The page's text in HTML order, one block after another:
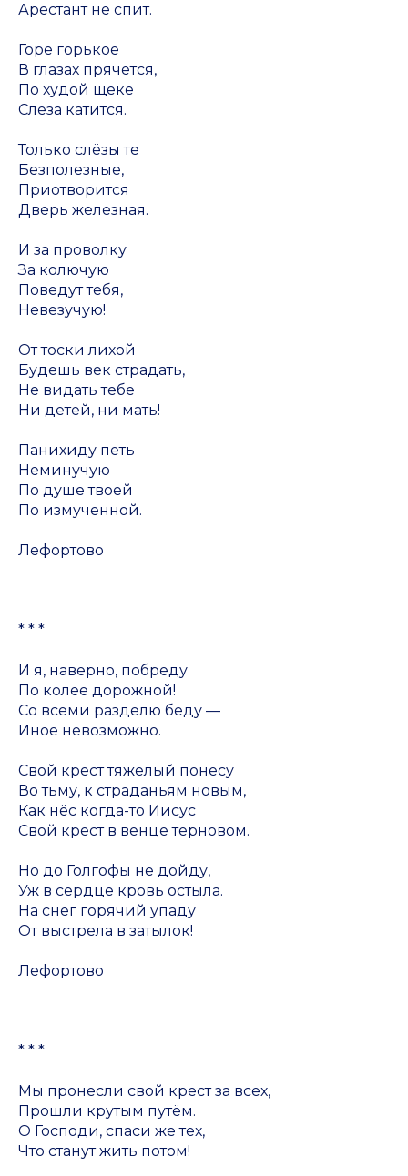
Арестант не спит.
Горе горькое
В глазах прячется,
По худой щеке
Слеза катится.
Только слёзы те
Безполезные,
Приотворится
Дверь железная.
И за проволку
За колючую
Поведут тебя,
Невезучую!
От тоски лихой
Будешь век страдать,
Не видать тебе
Ни детей, ни мать!
Панихиду петь
Неминучую
По душе твоей
По измученной.
Лефортово
* * *
И я, наверно, побреду
По колее дорожной!
Со всеми разделю беду —
Иное невозможно.
Свой крест тяжёлый понесу
Во тьму, к страданьям новым,
Как нёс когда-то Иисус
Свой крест в венце терновом.
Но до Голгофы не дойду,
Уж в сердце кровь остыла.
На снег горячий упаду
От выстрела в затылок!
Лефортово
* * *
Мы пронесли свой крест за всех,
Прошли крутым путём.
О Господи, спаси же тех,
Что станут жить потом!